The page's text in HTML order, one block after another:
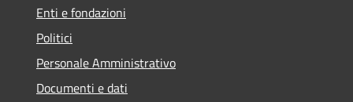
Enti e fondazioni
Politici
Personale Amministrativo
Documenti e dati